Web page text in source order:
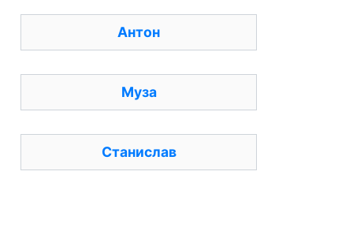
Антон
Муза
Станислав